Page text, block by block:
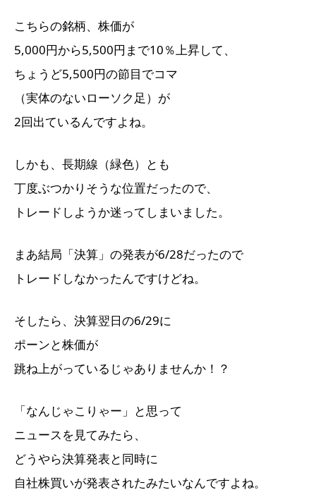
こちらの銘柄、株価が
5,000円から5,500円まで10％上昇して、
ちょうど5,500円の節目でコマ
（実体のないローソク足）が
2回出ているんですよね。
しかも、長期線（緑色）とも
丁度ぶつかりそうな位置だったので、
トレードしようか迷ってしまいました。
まあ結局「決算」の発表が6/28だったので
トレードしなかったんですけどね。
そしたら、決算翌日の6/29に
ポーンと株価が
跳ね上がっているじゃありませんか！？
「なんじゃこりゃー」と思って
ニュースを見てみたら、
どうやら決算発表と同時に
自社株買いが発表されたみたいなんですよね。